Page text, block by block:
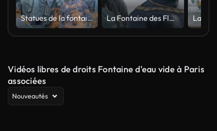
Statues de la fontaine des Mers sur la place de la Concorde à Paris La Fontaine des Fleuves
Vidéos libres de droits Fontaine d'eau vide à Paris
associées
Nouveautés